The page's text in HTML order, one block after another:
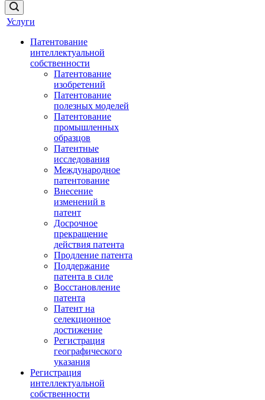
Услуги
Патентование
интеллектуальной
собственности
Патентование
изобретений
Патентование
полезных моделей
Патентование
промышленных
образцов
Патентные
исследования
Международное
патентование
Внесение
изменений в
патент
Досрочное
прекращение
действия патента
Продление патента
Поддержание
патента в силе
Восстановление
патента
Патент на
селекционное
достижение
Регистрация
географического
указания
Регистрация
интеллектуальной
собственности